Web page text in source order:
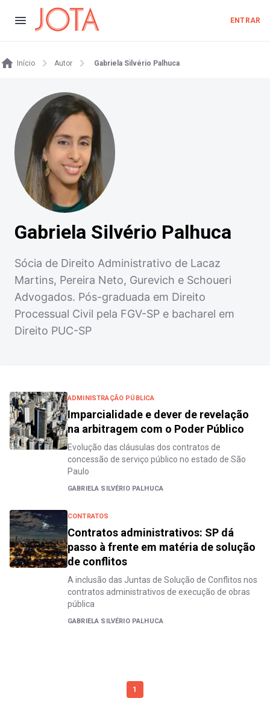
ENTRAR
Início Autor Gabriela Silvério Palhuca
Gabriela Silvério Palhuca
Sócia de Direito Administrativo de Lacaz
Martins, Pereira Neto, Gurevich e Schoueri
Advogados. Pós-graduada em Direito
Processual Civil pela FGV-SP e bacharel em
Direito PUC-SP
ADMINISTRAÇÃO PÚBLICA
Imparcialidade e dever de revelação
na arbitragem com o Poder Público
Evolução das cláusulas dos contratos de
concessão de serviço público no estado de São
Paulo
GABRIELA SILVÉRIO PALHUCA
CONTRATOS
Contratos administrativos: SP dá
passo à frente em matéria de solução
de conflitos
A inclusão das Juntas de Solução de Conflitos nos
contratos administrativos de execução de obras
pública
GABRIELA SILVÉRIO PALHUCA
1